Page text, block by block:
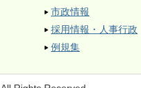
市政情報
採用情報・人事行政
例規集